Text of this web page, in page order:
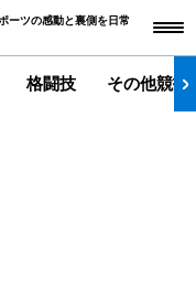
ーツの感動と裏側を日常
格闘技 その他競技